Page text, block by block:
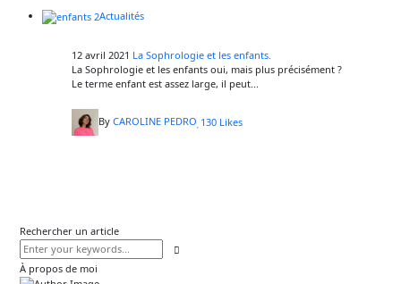
Actualités
12 avril 2021 La Sophrologie et les enfants.
La Sophrologie et les enfants oui, mais plus précisément ?
Le terme enfant est assez large, il peut...
By CAROLINE PEDRO 130 Likes
Rechercher un article
À propos de moi